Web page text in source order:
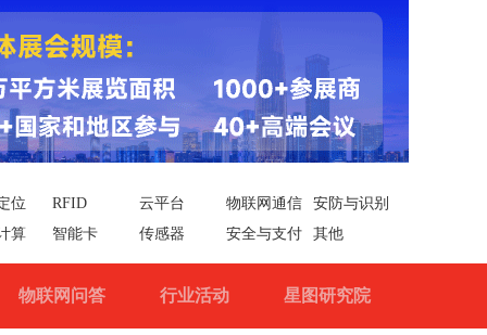
位 RFID 云平台 物联网通信
安防与识别
算
智能卡 传感器 安全与支付 其他
物联网问答 行业活动 星图研究院